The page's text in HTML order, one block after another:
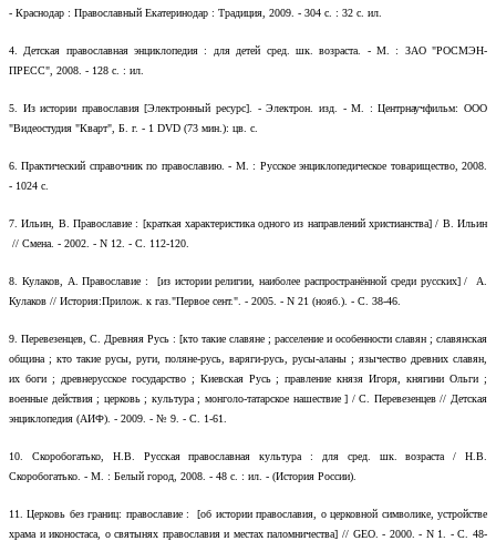
- Краснодар : Православный Екатеринодар : Традиция, 2009. - 304 с. : 32 с. ил.
4.
Детская православная энциклопедия : для детей сред. шк. возраста. - М. : ЗАО "РОСМЭН-
ПРЕСС", 2008. - 128 с. : ил.
5.
Из истории православия [Электронный ресурс]. - Электрон. изд. - М. : Центрнаучфильм: ООО
"Видеостудия "Кварт", Б. г. - 1 DVD (73 мин.): цв. с.
6. Практический справочник по православию. - М. : Русское энциклопедическое товарищество, 2008.
- 1024 с.
7. Ильин, В. Православие : [краткая характеристика одного из направлений христианства] / В. Ильин
// Смена. - 2002. - N 12. - С. 112-120.
8.
Кулаков, А. Православие : [из истории религии, наиболее распространённой среди русских] / А.
Кулаков // История:Прилож. к газ."Первое сент.". - 2005. - N 21 (нояб.). - С. 38-46.
9. Перевезенцев, С. Древняя Русь : [кто такие славяне ; расселение и особенности славян ; славянская
община ; кто такие русы, руги, поляне-русь, варяги-русь, русы-аланы ; язычество древних славян,
их боги ; древнерусское государство ; Киевская Русь ; правление князя Игоря, княгини Ольги ;
военные действия ; церковь ; культура ; монголо-татарское нашествие ] / С. Перевезенцев // Детская
энциклопедия (АИФ). - 2009. - № 9. - С. 1-61.
10.
Скоробогатько, Н.В. Русская православная культура : для сред. шк. возраста / Н.В.
Скоробогатько. - М. : Белый город, 2008. - 48 с. : ил. - (История России).
11.
Церковь без границ: православие : [об истории православия, о церковной символике, устройстве
храма и иконостаса, о святынях православия и местах паломничества] // GEO. - 2000. - N 1. - С. 48-